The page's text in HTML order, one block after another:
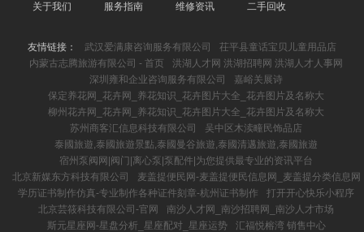
关于我们 服务指南 维修资讯 二手回收
友情链接： 武汉爱满康咨询服务有限公司
茌平县童话宝贝儿童用品店
内蒙古志腾旅游有限公司 - 首页
洪湖人才网 洪湖招聘网 洪湖人才人事网
深圳雍和企业咨询服务有限公司
嘉峪关展诗
保定养花网_花卉网_养花知识_花卉图片大全_花卉图片及名称大
柳州花卉网_花卉网_养花知识_花卉图片大全_花卉图片及名称大
苏州商客汇信息科技有限公司
吴中区木渎疃民饰品店
泰國旅遊,泰國旅遊景點,泰國曼谷旅遊,泰國清邁旅遊,泰國旅遊
宿州泵阀网|阀门|离心泵|泵配件|为您提供最专业的资讯平台
北京新媒东方科技有限公司
麦盖提便民网-麦盖提便民信息网_麦盖提分类信息网
学历证书制作仿真-专业制作各种证件刻章-杭州证书制作
打开开心快乐小程序
北京芸筱科技有限公司-官网
南沙人才网_南沙招聘网_南沙人才市场
斯元星座网-星盘分析_星座配对_星座运势
汇福悦榕湾 销售中心